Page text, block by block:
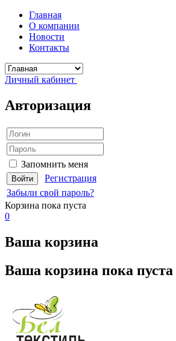
Главная
О компании
Новости
Контакты
Личный кабинет
Авторизация
Запомнить меня
Регистрация
Забыли свой пароль?
Корзина пока пуста
0
Ваша корзина
Ваша корзина пока пуста